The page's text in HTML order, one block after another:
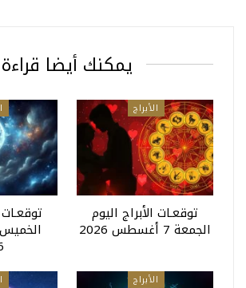
يمكنك أيضا قراءة
الأبراج
توقعـات الأبراج اليوم
الجمعة 7 أغسطس 2026
توقعـات
الأبراج